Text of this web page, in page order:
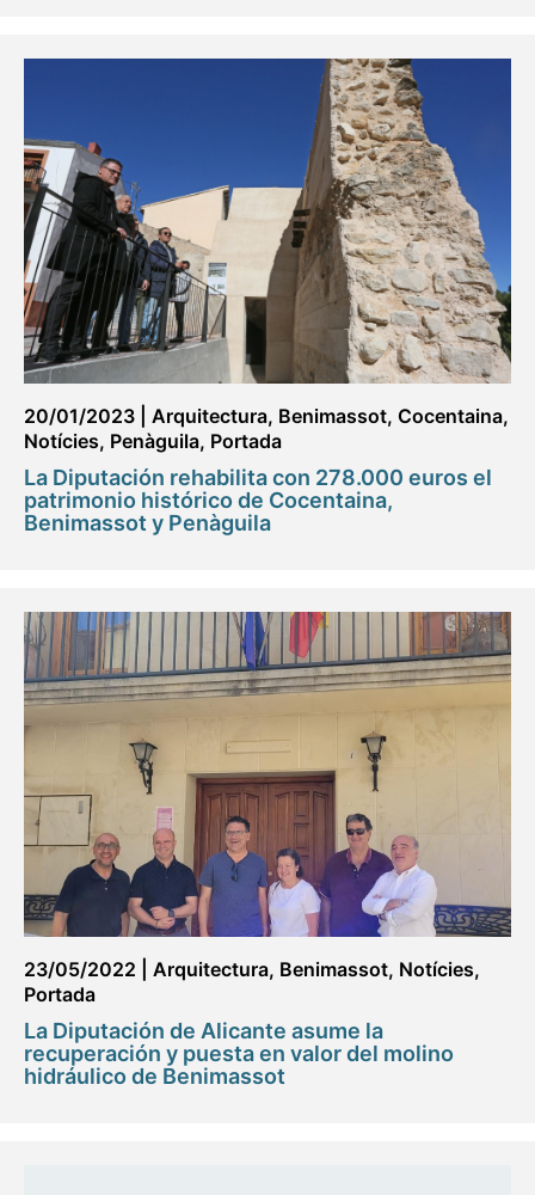
20/01/2023 Arquitectura, Benimassot, Cocentaina,
Notícies, Penàguila, Portada
La Diputación rehabilita con 278.000 euros el
patrimonio histórico de Cocentaina,
Benimassot y Penàguila
23/05/2022 Arquitectura, Benimassot, Notícies,
Portada
La Diputación de Alicante asume la
recuperación y puesta en valor del molino
hidráulico de Benimassot